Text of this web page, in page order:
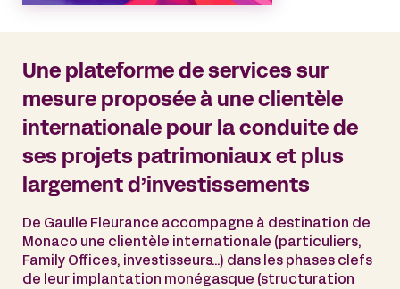
Une plateforme de services sur
mesure proposée à une clientèle
internationale pour la conduite de
ses projets patrimoniaux et plus
largement d’investissements
De Gaulle Fleurance accompagne à destination de
Monaco une clientèle internationale (particuliers,
Family Offices, investisseurs…) dans les phases clefs
de leur implantation monégasque (structuration